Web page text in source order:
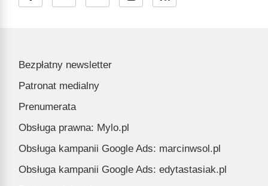
Bezpłatny newsletter
Patronat medialny
Prenumerata
Obsługa prawna: Mylo.pl
Obsługa kampanii Google Ads: marcinwsol.pl
Obsługa kampanii Google Ads: edytastasiak.pl